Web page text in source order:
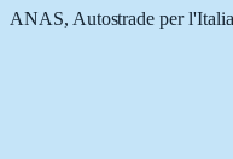
ANAS, Autostrade per